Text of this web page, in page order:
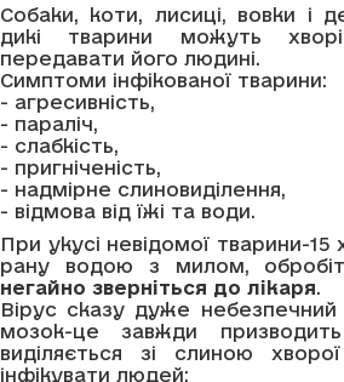
Собаки, коти, лисиці, вовки і
дикі тварини можуть
передавати його людині.
Симптоми інфікованої тварини:
- агресивність,
- параліч,
- слабкість,
- пригніченість,
- надмірне слиновиділення,
- відмова від їжі та води.
При укусі невідомої тварини-
рану водою з милом,
негайно зверніться до лікаря.
Вірус сказу дуже небезпечний
мозок-це завжди
виділяється зі слиною
інфікувати людей: